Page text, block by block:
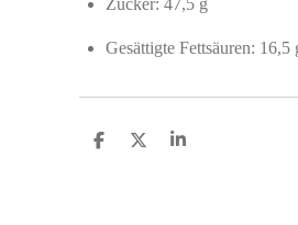
Gesättigte Fettsäuren: 16,5
S
S
S